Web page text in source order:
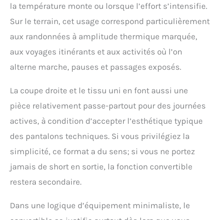
chaussures, Ceinture
incluse pour une coupe
4 poches spacieuses
avec fermeture à
sécurité intérieure
jambes avec réglage
pratique de la largeur
Contenu : 1 x Maier
Sports Tajo, Coupe :
Regular Fit, Coloris :
(W48/L33)
la température monte ou lorsque l’effort s’intensifie.
Sur le terrain, cet usage correspond particulièrement
aux randonnées à amplitude thermique marquée,
aux voyages itinérants et aux activités où l’on
alterne marche, pauses et passages exposés.
La coupe droite et le tissu uni en font aussi une
pièce relativement passe-partout pour des journées
actives, à condition d’accepter l’esthétique typique
des pantalons techniques. Si vous privilégiez la
simplicité, ce format a du sens; si vous ne portez
jamais de short en sortie, la fonction convertible
restera secondaire.
Dans une logique d’équipement minimaliste, le